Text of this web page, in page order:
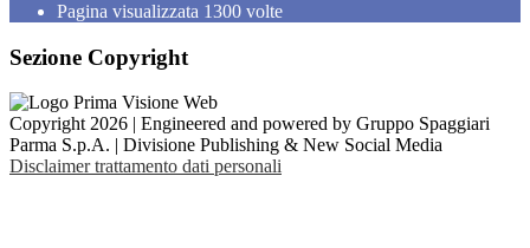
Pagina visualizzata 1300 volte
Sezione Copyright
Copyright 2026 | Engineered and powered by Gruppo Spaggiari
Parma S.p.A. | Divisione Publishing & New Social Media
Disclaimer trattamento dati personali